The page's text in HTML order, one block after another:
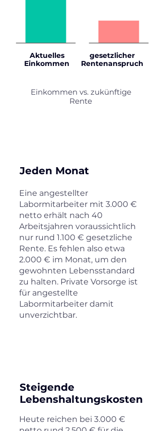
Aktuelles
Einkommen
gesetzlicher
Rentenanspruch
Einkommen vs. zukünftige
Rente
Jeden Monat
Eine angestellter
Labormitarbeiter mit 3.000 €
netto erhält nach 40
Arbeitsjahren voraussichtlich
nur rund 1.100 € gesetzliche
Rente. Es fehlen also etwa
2.000 € im Monat, um den
gewohnten Lebensstandard
zu halten. Private Vorsorge ist
für angestellte
Labormitarbeiter damit
unverzichtbar.
Steigende
Lebenshaltungskosten
Heute reichen bei 3.000 €